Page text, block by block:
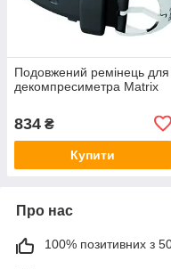
Подовжений ремінець для
декомпресиметра Matrix
834 ₴
Купити
Про нас
100% позитивних з 50